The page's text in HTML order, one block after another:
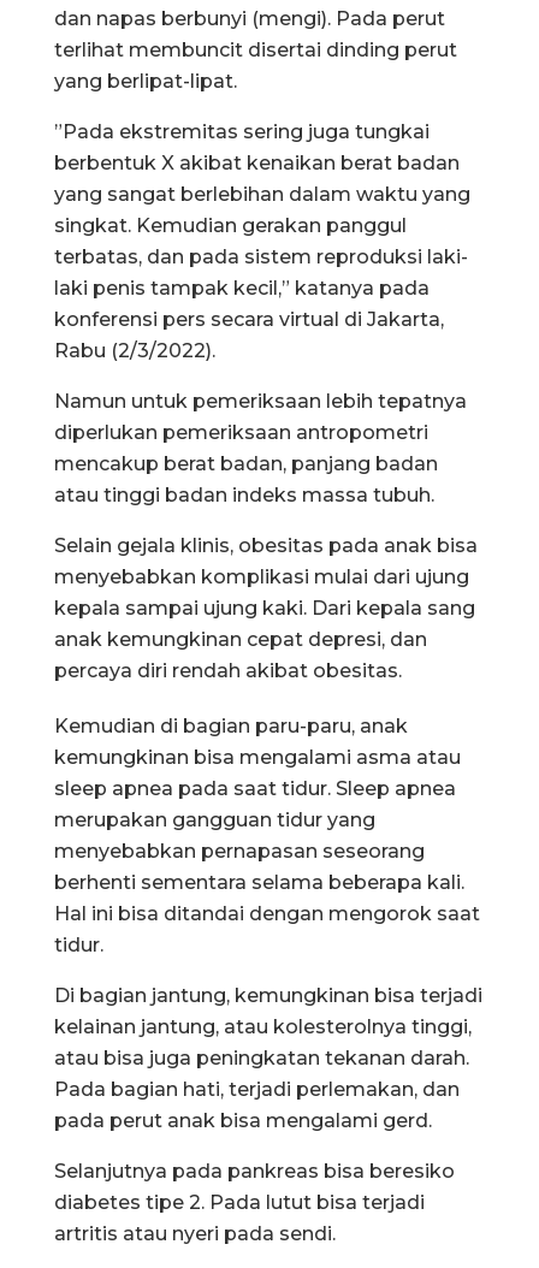
dan napas berbunyi (mengi). Pada perut
terlihat membuncit disertai dinding perut
yang berlipat-lipat.
”Pada ekstremitas sering juga tungkai
berbentuk X akibat kenaikan berat badan
yang sangat berlebihan dalam waktu yang
singkat. Kemudian gerakan panggul
terbatas, dan pada sistem reproduksi laki-
laki penis tampak kecil,” katanya pada
konferensi pers secara virtual di Jakarta,
Rabu (2/3/2022).
Namun untuk pemeriksaan lebih tepatnya
diperlukan pemeriksaan antropometri
mencakup berat badan, panjang badan
atau tinggi badan indeks massa tubuh.
Selain gejala klinis, obesitas pada anak bisa
menyebabkan komplikasi mulai dari ujung
kepala sampai ujung kaki. Dari kepala sang
anak kemungkinan cepat depresi, dan
percaya diri rendah akibat obesitas.
Kemudian di bagian paru-paru, anak
kemungkinan bisa mengalami asma atau
sleep apnea pada saat tidur. Sleep apnea
merupakan gangguan tidur yang
menyebabkan pernapasan seseorang
berhenti sementara selama beberapa kali.
Hal ini bisa ditandai dengan mengorok saat
tidur.
Di bagian jantung, kemungkinan bisa terjadi
kelainan jantung, atau kolesterolnya tinggi,
atau bisa juga peningkatan tekanan darah.
Pada bagian hati, terjadi perlemakan, dan
pada perut anak bisa mengalami gerd.
Selanjutnya pada pankreas bisa beresiko
diabetes tipe 2. Pada lutut bisa terjadi
artritis atau nyeri pada sendi.